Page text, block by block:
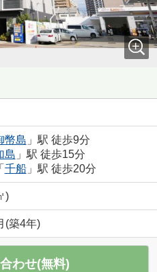
幣島 」駅 徒歩9分
島 」駅 徒歩15分
「 千船」駅 徒歩20分
)
(築4年)
わせ(無料)